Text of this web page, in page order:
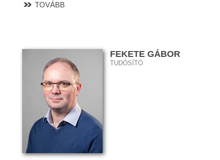
TOVÁBB
FEKETE GÁBOR
TUDÓSÍTÓ